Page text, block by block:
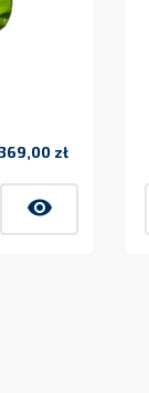
zł
visibility